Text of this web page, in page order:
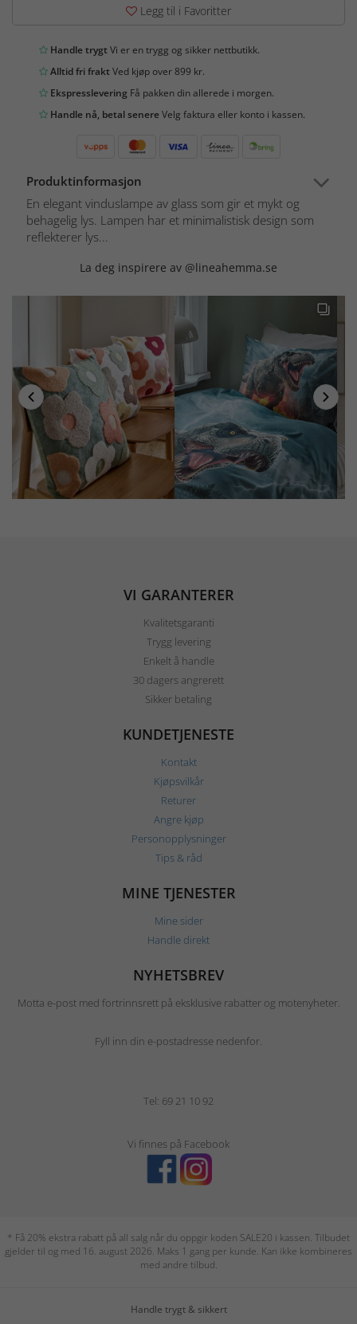
Legg til i Favoritter
Handle trygtVi er en trygg og sikker nettbutikk.
Alltid fri fraktVed kjøp over 899 kr.
Ekspresslevering Få pakken din allerede i morgen.
Handle nå, betal senereVelg faktura eller konto i kassen.
Produktinformasjon
En elegant vinduslampe av glass som gir et mykt og
behagelig lys. Lampen har et minimalistisk design som
reflekterer lys...
La deg inspirere av @lineahemma.se
VI GARANTERER
Kvalitetsgaranti
Trygg levering
Enkelt å handle
30 dagers angrerett
Sikker betaling
KUNDETJENESTE
Kontakt
Kjøpsvilkår
Returer
Angre kjøp
Personopplysninger
Tips & råd
MINE TJENESTER
Mine sider
Handle direkt
NYHETSBREV
Motta e-post med fortrinnsrett på eksklusive rabatter og motenyheter.
Fyll inn din e-postadresse nedenfor.
Tel: 69 21 10 92
Vi finnes på Facebook
* Få 20% ekstra rabatt på all salg når du oppgir koden SALE20 i kassen. Tilbudet
gjelder til og med 16. august 2026. Maks 1 gang per kunde. Kan ikke kombineres
med andre tilbud.
Handle trygt & sikkert